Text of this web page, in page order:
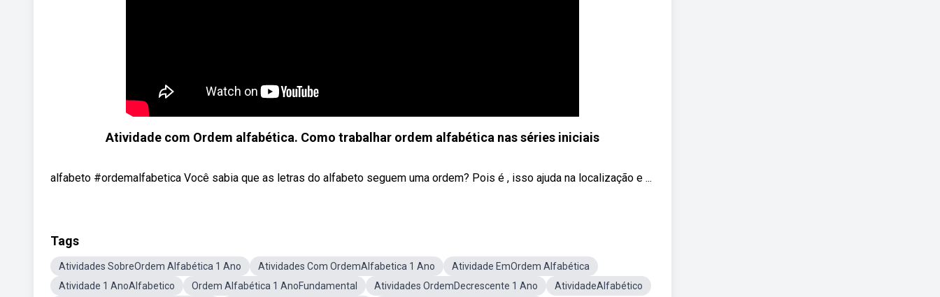
Atividade com Ordem alfabética. Como trabalhar ordem alfabética nas séries iniciais
alfabeto #ordemalfabetica Você sabia que as letras do alfabeto seguem uma ordem? Pois é , isso ajuda na localização e ...
Tags
Atividades SobreOrdem Alfabética 1 Ano Atividades Com OrdemAlfabetica 1 Ano
Atividade EmOrdem Alfabética
Atividade 1 AnoAlfabetico
Ordem Alfabética 1 AnoFundamental Atividades OrdemDecrescente 1 Ano
AtividadeAlfabético